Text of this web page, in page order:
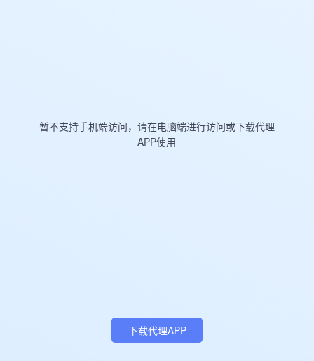
暂不支持手机端访问，请在电脑端进行访问或下载代理
APP使用
下载代理APP